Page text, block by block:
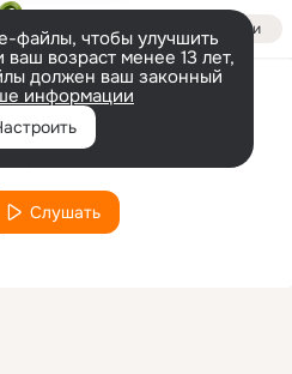
Войти
файлы, чтобы улучшить
возраст менее 13 лет,
должен ваш законный
информации
Говорю Тебе Да
Слушать